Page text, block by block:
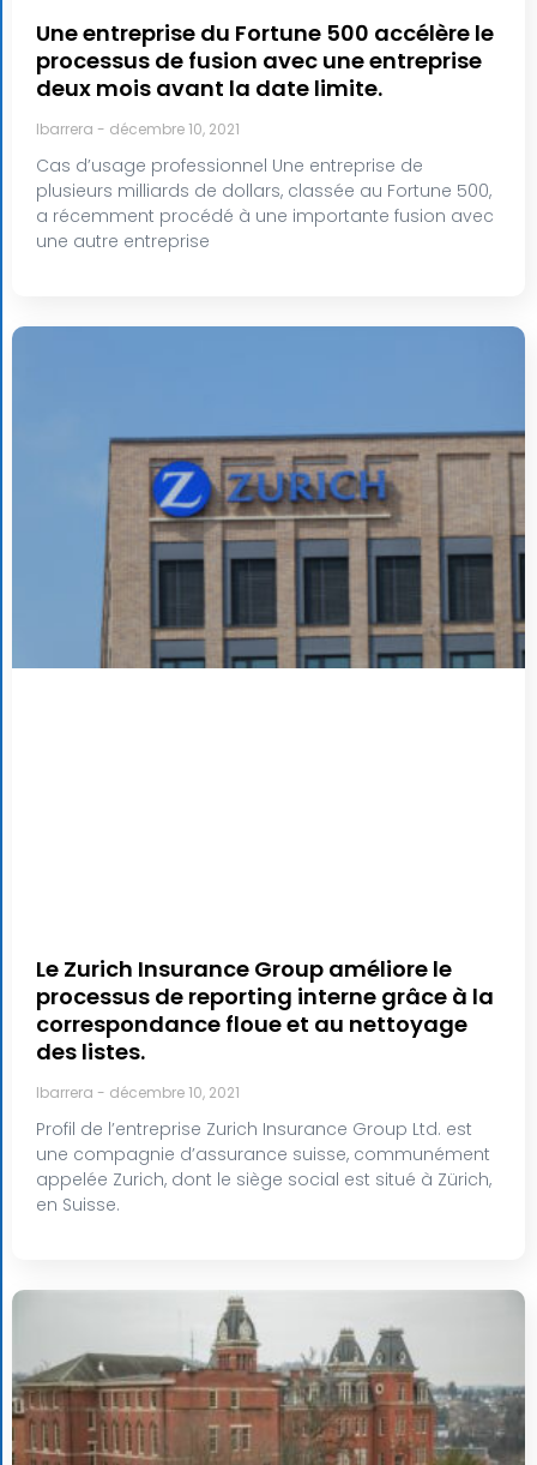
Une entreprise du Fortune 500 accélère le
processus de fusion avec une entreprise
deux mois avant la date limite.
lbarrera décembre 10, 2021
Cas d’usage professionnel Une entreprise de
plusieurs milliards de dollars, classée au Fortune 500,
a récemment procédé à une importante fusion avec
une autre entreprise
Le Zurich Insurance Group améliore le
processus de reporting interne grâce à la
correspondance floue et au nettoyage
des listes.
lbarrera décembre 10, 2021
Profil de l’entreprise Zurich Insurance Group Ltd. est
une compagnie d’assurance suisse, communément
appelée Zurich, dont le siège social est situé à Zürich,
en Suisse.